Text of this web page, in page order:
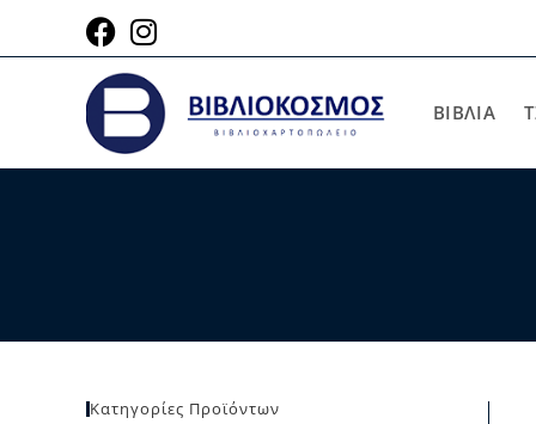
ΒΙΒΛΙΑ
Κατηγορίες Προϊόντων